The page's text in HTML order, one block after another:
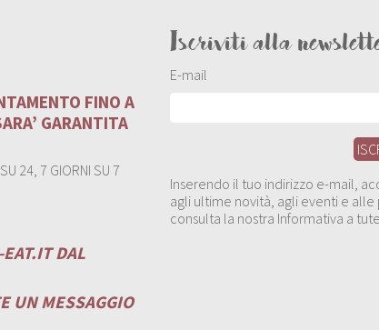
FINO A
GARANTITA
24, 7 GIORNI SU 7
DAL
UN MESSAGGIO
Iscriviti alla
E-mail
Inserendo il tuo indirizzo e-mail,
agli ultime novità, agli eventi e
consulta la nostra Informativa a